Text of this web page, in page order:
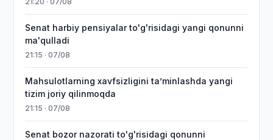
Senat harbiy pensiyalar to'g'risidagi yangi qonunni
ma'qulladi
21:15 · 07/08
Mahsulotlarning xavfsizligini taʼminlashda yangi
tizim joriy qilinmoqda
21:15 · 07/08
Senat bozor nazorati to'g'risidagi qonunni